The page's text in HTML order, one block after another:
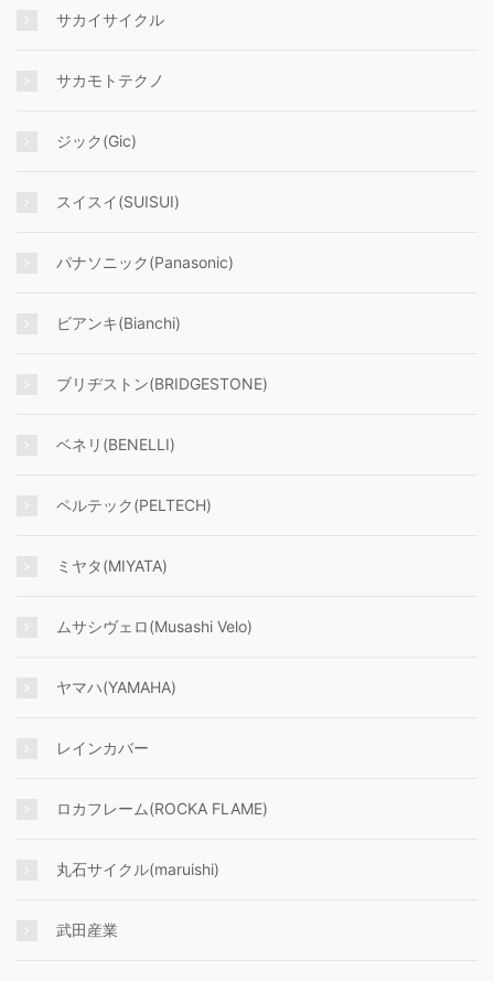
サカイサイクル
サカモトテクノ
ジック(Gic)
スイスイ(SUISUI)
パナソニック(Panasonic)
ビアンキ(Bianchi)
ブリヂストン(BRIDGESTONE)
ベネリ(BENELLI)
ペルテック(PELTECH)
ミヤタ(MIYATA)
ムサシヴェロ(Musashi Velo)
ヤマハ(YAMAHA)
レインカバー
ロカフレーム(ROCKA FLAME)
丸石サイクル(maruishi)
武田産業